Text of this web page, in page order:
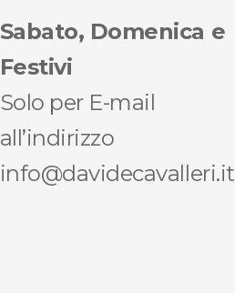
Sabato, Domenica e
Festivi
Solo per E-mail
all’indirizzo
info@davidecavalleri.it